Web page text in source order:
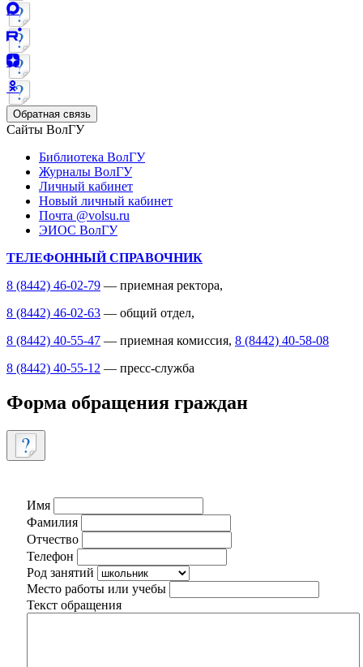
Обратная связь
Сайты ВолГУ
Библиотека ВолГУ
Журналы ВолГУ
Личный кабинет
Новый личный кабинет
Почта @volsu.ru
ЭИОС ВолГУ
ТЕЛЕФОННЫЙ СПРАВОЧНИК
8 (8442) 46-02-79 — приемная ректора,
8 (8442) 46-02-63 — общий отдел,
8 (8442) 40-55-47 — приемная комиссия, 8 (8442) 40-58-08
8 (8442) 40-55-12 — пресс-служба
Форма обращения граждан
Имя
Фамилия
Отчество
Телефон
Род занятий
Место работы или учебы
Текст обращения